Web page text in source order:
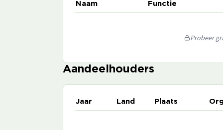
Naam Functie
Probeer
Aandeelhouders
Jaar Land Plaats